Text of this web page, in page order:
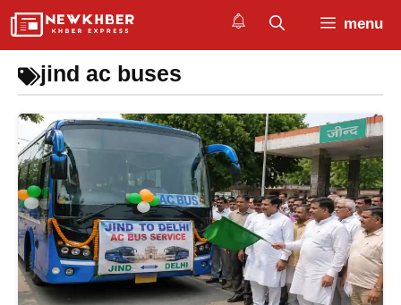
Skip
content
menu
jind ac buses